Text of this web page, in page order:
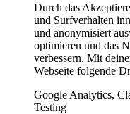
Durch das
und Surfverhalten
und anonymisiert
optimieren und das
verbessern. Mit
Webseite folgende
Google Analytics,
Testing